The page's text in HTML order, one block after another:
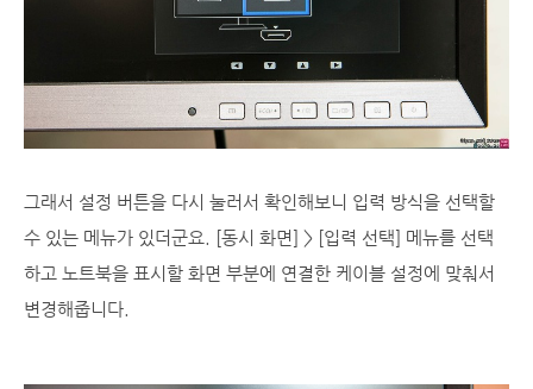
그래서 설정 버튼을 다시 눌러서 확인해보니 입력 방식을 선택할
수 있는 메뉴가 있더군요. [동시 화면] > [입력 선택] 메뉴를 선택
하고 노트북을 표시할 화면 부분에 연결한 케이블 설정에 맞춰서
변경해줍니다.